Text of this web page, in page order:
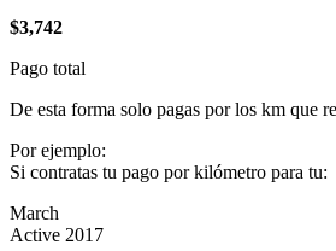
$3,742
Pago total
De esta forma solo pagas por los km que
Por ejemplo:
Si contratas tu pago por kilómetro para tu:
March
Active 2017